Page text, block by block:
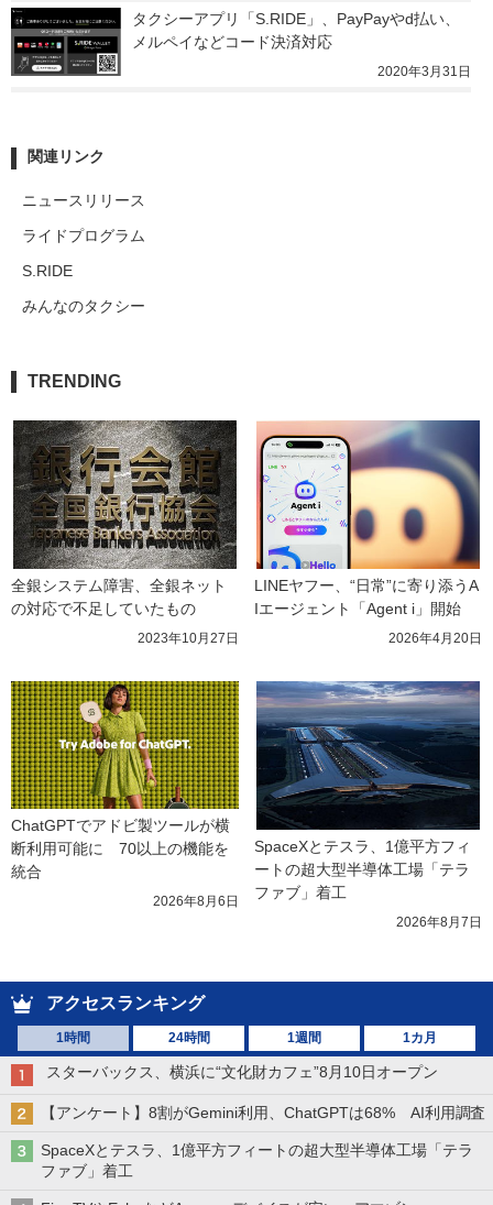
タクシーアプリ「S.RIDE」、PayPayやd払い、
メルペイなどコード決済対応
2020年3月31日
関連リンク
ニュースリリース
ライドプログラム
S.RIDE
みんなのタクシー
TRENDING
全銀システム障害、全銀ネット
の対応で不足していたもの
2023年10月27日
LINEヤフー、“日常”に寄り添うA
Iエージェント「Agent i」開始
2026年4月20日
ChatGPTでアドビ製ツールが横
断利用可能に　70以上の機能を
統合
2026年8月6日
SpaceXとテスラ、1億平方フィ
ートの超大型半導体工場「テラ
ファブ」着工
2026年8月7日
アクセスランキング
1時間 24時間 1週間 1カ月
スターバックス、横浜に“文化財カフェ”8月10日オープン
【アンケート】8割がGemini利用、ChatGPTは68% AI利用調査
SpaceXとテスラ、1億平方フィートの超大型半導体工場「テラ
ファブ」着工